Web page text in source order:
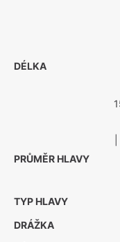
DÉLKA
PRŮMĚR HLAVY
TYP HLAVY
DRÁŽKA